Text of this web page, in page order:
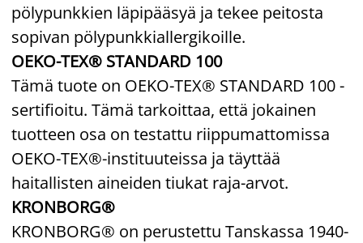
pölypunkkien läpipääsyä ja tekee peitosta
sopivan pölypunkkiallergikoille.
OEKO-TEX® STANDARD 100
Tämä tuote on OEKO-TEX® STANDARD 100 -
sertifioitu. Tämä tarkoittaa, että jokainen
tuotteen osa on testattu riippumattomissa
OEKO-TEX®-instituuteissa ja täyttää
haitallisten aineiden tiukat raja-arvot.
KRONBORG®
KRONBORG® on perustettu Tanskassa 1940-